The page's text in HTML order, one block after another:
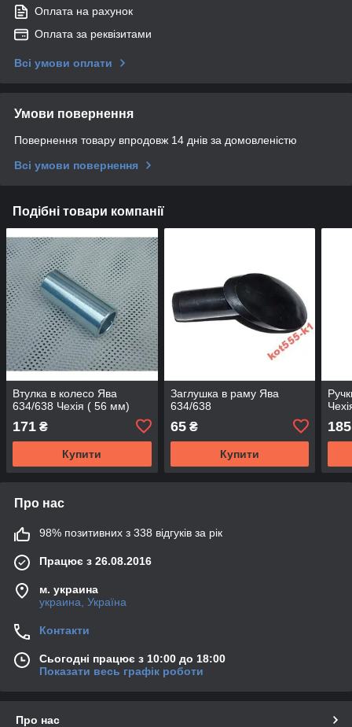
Оплата на рахунок
Оплата за реквізитами
Всі умови оплати
Умови повернення
Повернення товару впродовж 14 днів за домовленістю
Всі умови повернення
Подібні товари компанії
Втулка в колесо Ява
634/638 Чехія ( 56 мм)
171 ₴
Купити
Заглушка в раму Ява
634/638
65₴
Купити
185
Про нас
98% позитивних з 338 відгуків за рік
Працює з 26.08.2016
м. украина
украина, Україна
Контакти
Сьогодні працює з 10:00 до 18:00
Показати весь графік роботи
Про нас